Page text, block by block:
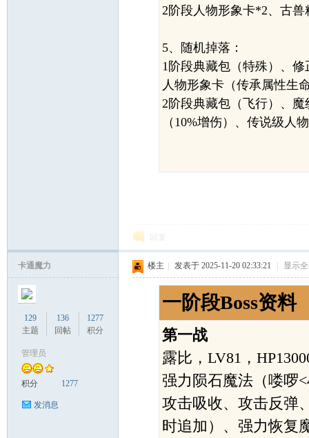
2阶段人物形象卡*2、古兽
5、随机掉落：
1阶段典藏包（特殊）、
人物形象卡（传承属性生
2阶段典藏包（飞行）、
（10%增伤）、传说级人
卡通魔力
129
主题
136
回帖
1277
积分
管理员
积分 1277
发消息
楼主 发表于 2025-11-20 02:33:21 显示
一阶段Boss资料
第一战
露比，LV81，
强力陨石魔法（喽啰
攻击吸收、攻击反弹
时追加）、强力恢复